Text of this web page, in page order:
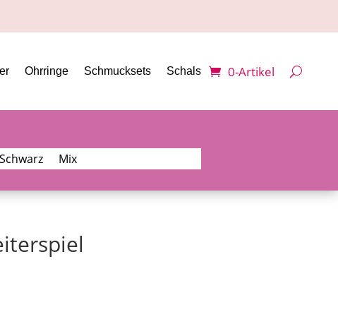
Ohrringe Schmucksets Schals 0-Artikel
Mix